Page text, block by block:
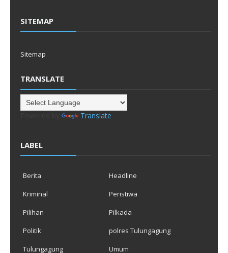
SITEMAP
Sitemap
TRANSLATE
Translate
LABEL
Berita
Headline
Kriminal
Peristiwa
Pilihan
Pilkada
Politik
polres Tulungagung
Tulungagung
Umum